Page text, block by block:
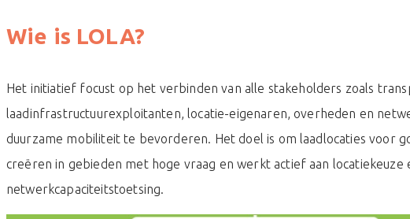
Wie is LOLA?
Het initiatief focust op het verbinden van alle stakeholders zoals
laadinfrastructuurexploitanten, locatie-eigenaren, overheden en
duurzame mobiliteit te bevorderen. Het doel is om laadlocaties voor
creëren in gebieden met hoge vraag en werkt actief aan locatiekeuze
netwerkcapaciteitstoetsing.